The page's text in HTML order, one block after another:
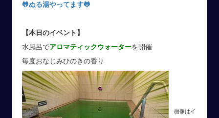
🐸ぬる湯やってます🐸
【本日のイベント】
水風呂でアロマティックウォーターを開催
毎度おなじみひのきの香り
画像はイ